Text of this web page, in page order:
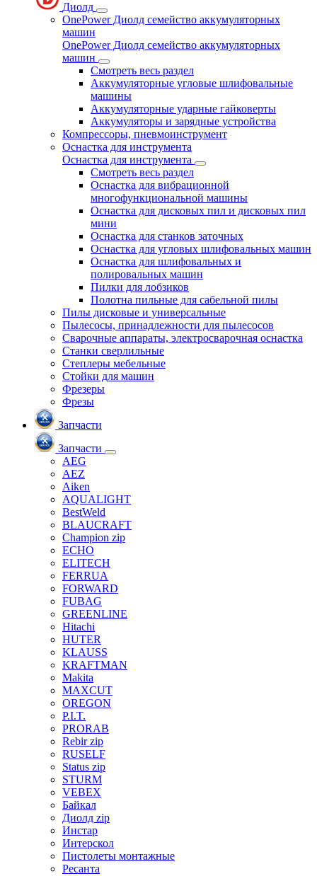
Диолд
OnePower Диолд семейство аккумуляторных
машин
OnePower Диолд семейство аккумуляторных
машин
Смотреть весь раздел
Аккумуляторные угловые шлифовальные
машины
Аккумуляторные ударные гайковерты
Аккумуляторы и зарядные устройства
Компрессоры, пневмоинструмент
Оснастка для инструмента
Оснастка для инструмента
Смотреть весь раздел
Оснастка для вибрационной
многофункциональной машины
Оснастка для дисковых пил и дисковых пил
мини
Оснастка для станков заточных
Оснастка для угловых шлифовальных машин
Оснастка для шлифовальных и
полировальных машин
Пилки для лобзиков
Полотна пильные для сабельной пилы
Пилы дисковые и универсальные
Пылесосы, принадлежности для пылесосов
Сварочные аппараты, электросварочная оснастка
Станки сверлильные
Степлеры мебельные
Стойки для машин
Фрезеры
Фрезы
Запчасти
Запчасти
AEG
AEZ
Aiken
AQUALIGHT
BestWeld
BLAUCRAFT
Champion zip
ECHO
ELITECH
FERRUA
FORWARD
FUBAG
GREENLINE
Hitachi
HUTER
KLAUSS
KRAFTMAN
Makita
MAXCUT
OREGON
P.I.T.
PRORAB
Rebir zip
RUSELF
Status zip
STURM
VEBEX
Байкал
Диолд zip
Инстар
Интерскол
Пистолеты монтажные
Ресанта